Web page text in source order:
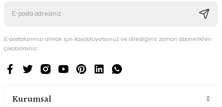
E-postalarımızı almak için kaydoluyorsunuz ve dilediğiniz zaman abonelikten
çıkabilirsiniz.
Kurumsal